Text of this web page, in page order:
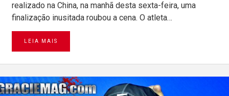
realizado na China, na manhã desta sexta-feira, uma
finalização inusitada roubou a cena. O atleta…
LEIA MAIS